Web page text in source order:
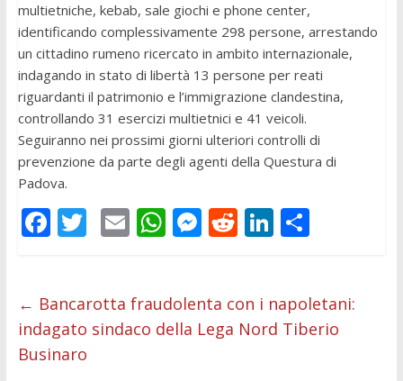
multietniche, kebab, sale giochi e phone center,
identificando complessivamente 298 persone, arrestando
un cittadino rumeno ricercato in ambito internazionale,
indagando in stato di libertà 13 persone per reati
riguardanti il patrimonio e l’immigrazione clandestina,
controllando 31 esercizi multietnici e 41 veicoli.
Seguiranno nei prossimi giorni ulteriori controlli di
prevenzione da parte degli agenti della Questura di
Padova.
F
b
o
o
T
er
E
l
W
s
A
M
e
n
R
di
t
Li
e
dI
C
di
vi
← Bancarotta fraudolenta con i napoletani:
indagato sindaco della Lega Nord Tiberio
Businaro